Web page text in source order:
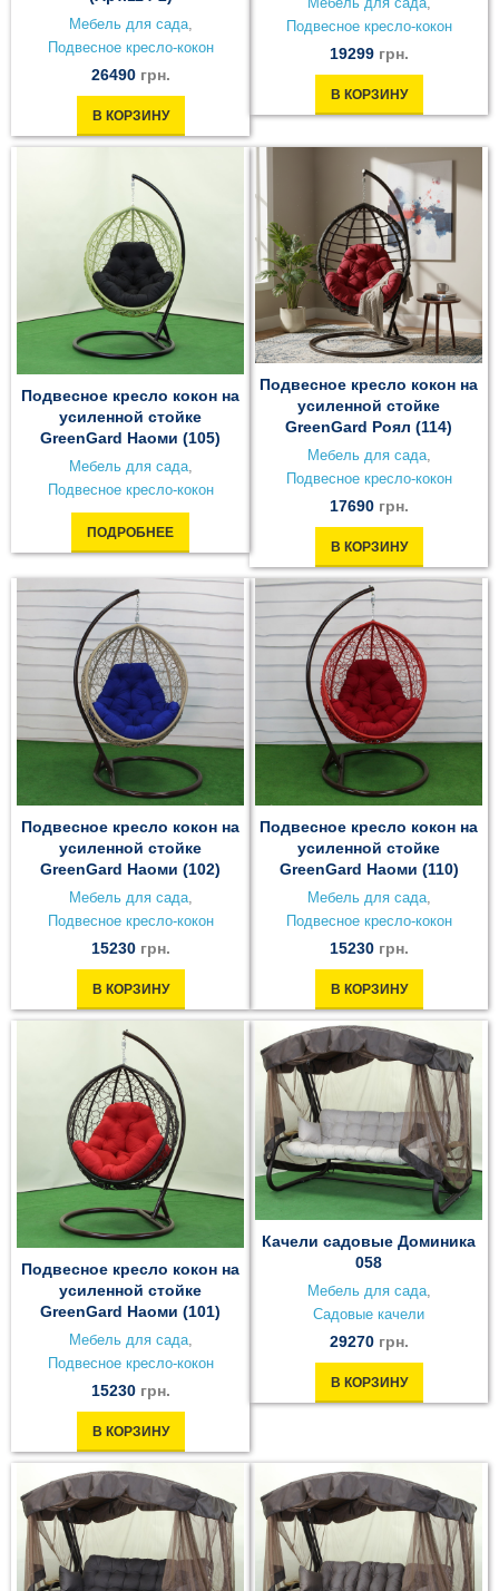
Мебель для сада,
Подвесное кресло-кокон
26490 грн.
В КОРЗИНУ
Подвесное кресло-кокон
19299 грн.
В КОРЗИНУ
Подвесное кресло кокон на
усиленной стойке
GreenGard Наоми (105)
Мебель для сада,
Подвесное кресло-кокон
ПОДРОБНЕЕ
Подвесное кресло кокон на
усиленной стойке
GreenGard Роял (114)
Мебель для сада,
Подвесное кресло-кокон
17690 грн.
В КОРЗИНУ
Подвесное кресло кокон на
усиленной стойке
GreenGard Наоми (102)
Мебель для сада,
Подвесное кресло-кокон
15230 грн.
В КОРЗИНУ
Подвесное кресло кокон на
усиленной стойке
GreenGard Наоми (110)
Мебель для сада,
Подвесное кресло-кокон
15230 грн.
В КОРЗИНУ
Подвесное кресло кокон на
усиленной стойке
GreenGard Наоми (101)
Мебель для сада,
Подвесное кресло-кокон
15230 грн.
В КОРЗИНУ
Качели садовые Доминика
058
Мебель для сада,
Садовые качели
29270 грн.
В КОРЗИНУ